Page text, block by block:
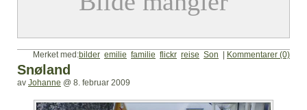
Merket med:bilder emilie familie flickr reise Son | Kommentarer (0)
Snøland
av Johanne @ 8. februar 2009